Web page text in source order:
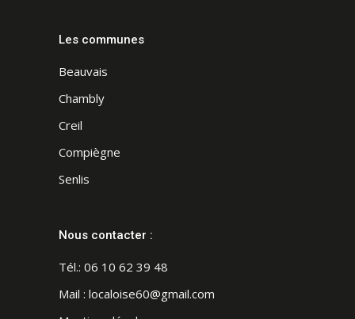
Les communes
Beauvais
Chambly
Creil
Compiègne
Senlis
Nous contacter :
Tél.: 06 10 62 39 48
Mail : localoise60@gmail.com